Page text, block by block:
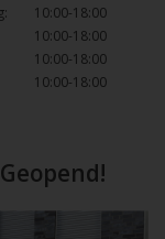
10:00-18:00
10:00-18:00
10:00-18:00
10:00-18:00